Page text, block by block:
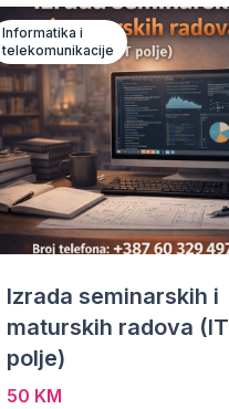
Informatika i
telekomunikacije
Izrada seminarskih i
maturskih radova (IT
polje)
50 KM